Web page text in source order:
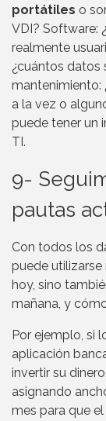
portátiles o
VDI? Software:
realmente
¿cuántos datos
mantenimiento:
a la vez o
puede tener un
TI.
9-
pautas
Con todos los
puede
hoy, sino
mañana, y
Por ejemplo, si
aplicación
invertir su
asignando
mes para que